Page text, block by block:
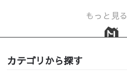
もっと見る
カテゴリから探す